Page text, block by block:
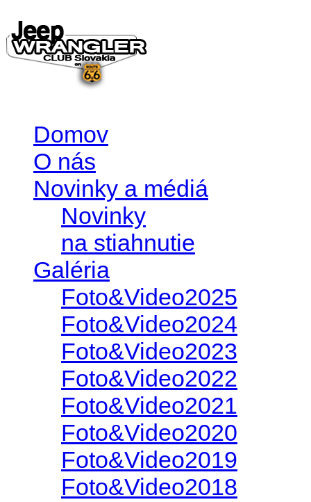
Domov
O nás
Novinky a médiá
Novinky
na stiahnutie
Galéria
Foto&Video2025
Foto&Video2024
Foto&Video2023
Foto&Video2022
Foto&Video2021
Foto&Video2020
Foto&Video2019
Foto&Video2018